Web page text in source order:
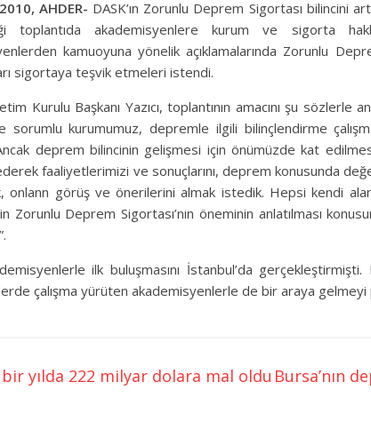
AHDER- DASK’ın Zorunlu Deprem Sigortası bilincini
toplantıda akademisyenlere kurum ve sigorta
kamuoyuna yönelik açıklamalarında Zorunlu
sigortaya teşvik etmeleri istendi.
Kurulu Başkanı Yazıcı, toplantının amacını şu
sorumlu kurumumuz, depremle ilgili bilinçlendirme
deprem bilincinin gelişmesi için önümüzde kat
faaliyetlerimizi ve sonuçlarını, deprem konusunda
onlann görüş ve önerilerini almak istedik. Hepsi kendi
Zorunlu Deprem Sigortası’nın öneminin anlatılması
ilk buluşmasını İstanbul’da
çalışma yürüten akademisyenlerle de bir araya gelmeyi
yılda 222 milyar dolara mal oldu Bursa’nın